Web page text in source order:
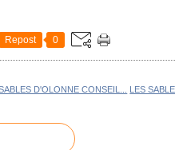
Repost 0
D'OLONNE CONSEIL... LES